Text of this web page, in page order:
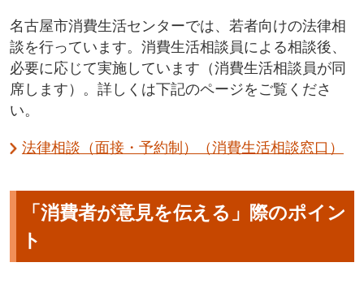
名古屋市消費生活センターでは、若者向けの法律相
談を行っています。消費生活相談員による相談後、
必要に応じて実施しています（消費生活相談員が同
席します）。詳しくは下記のページをご覧くださ
い。
法律相談（面接・予約制）（消費生活相談窓口）
「消費者が意見を伝える」際のポイン
ト